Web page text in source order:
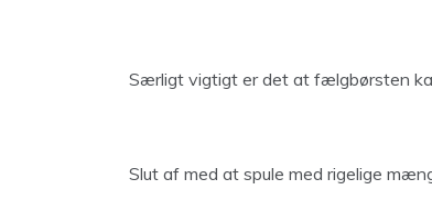
Særligt vigtigt er det at fælgbørsten
Slut af med at spule med rigelige